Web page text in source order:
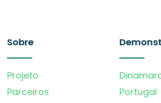
Sobre
Projeto
Parceiros
Portugal